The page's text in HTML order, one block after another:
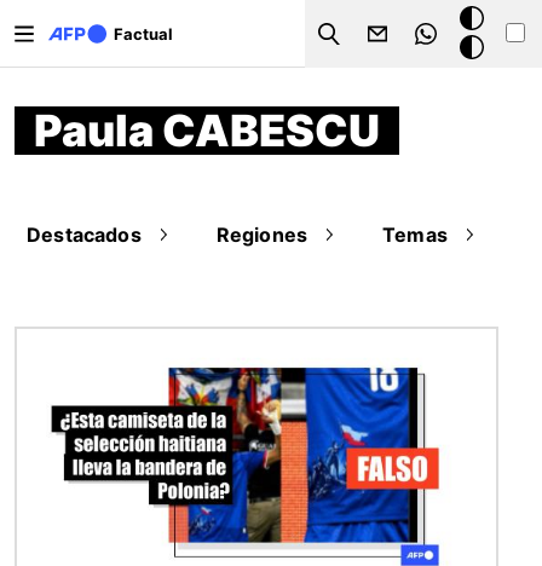
Factual
Search
Modo
oscuro
Paula CABESCU
Destacados Regiones Temas